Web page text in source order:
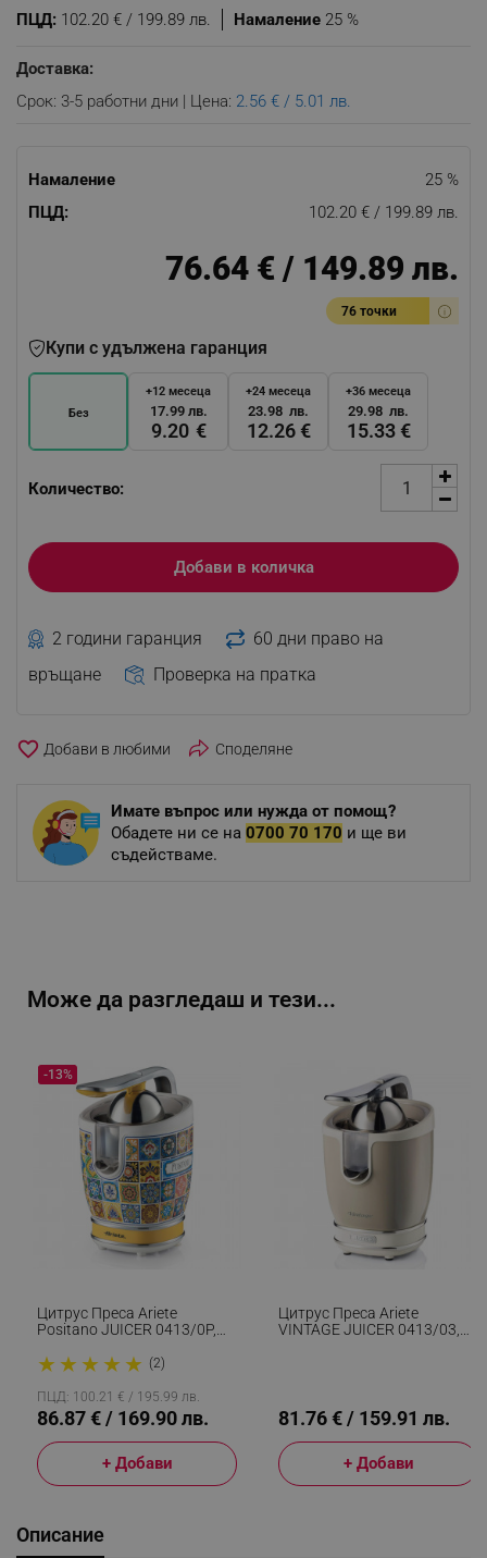
Намаление 25 %
ПЦД: 102.20 € / 199.89 лв.
Доставка:
Срок: 3-5 работни дни | Цена: 2.56 € / 5.01 лв.
Намаление
25 %
ПЦД:
102.20 € / 199.89 лв.
76.64 € / 149.89 лв.
76 точки
Купи с удължена гаранция
Без
+12 месеца
9.20 €
17.99 лв.
+24 месеца
12.26 €
23.98 лв.
+36 месеца
15.33 €
29.98 лв.
Количество:
Добави в количка
2 години гаранция
60 дни право на
връщане
Проверка на пратка
favorite_border Споделяне
Имате въпрос или нужда от помощ?
Обадете ни се на 0700 70 170 и ще ви
съдействаме.
Може да разгледаш и тези...
Цитрус Преса Ariete
Positano JUICER 0413/0P,
Безшумна Работа, 2
Приставки, Бял/Жълт
★ ★ ★ ★ ★ (2)
-13%
ПЦД: 100.21 € / 195.99 лв.
86.87 € / 169.90 лв.
+ Добави
Цитрус Преса Ariete
VINTAGE JUICER 0413/03,
81.76 € / 159.91 лв.
+ Добави
Описание